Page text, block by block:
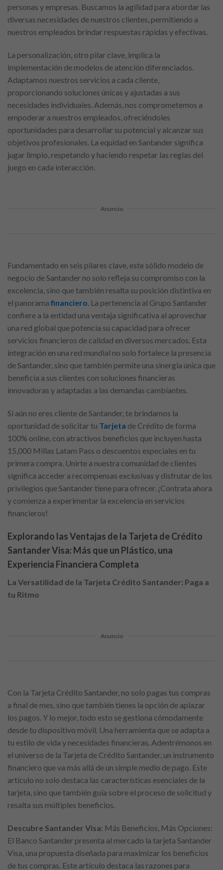
personas y empresas. Buscamos la agilidad para abordar las
diversas necesidades de nuestros clientes, permitiendo a
nuestros empleados brindar respuestas rápidas y efectivas.
La personalización, otro pilar clave, implica la
implementación de modelos de atención diferenciados.
Adaptamos nuestros servicios a cada cliente,
proporcionando soluciones únicas y ajustadas a sus
necesidades individuales. Además, nos comprometemos a
empoderar a nuestros empleados, ofreciéndoles
oportunidades para desarrollar su potencial y alcanzar sus
objetivos profesionales. La equidad en Santander significa
jugar limpio, respetando y haciendo respetar las reglas del
juego en cada interacción.
Anuncio
Fundamentado en seis pilares clave, este sólido modelo de
negocio de Santander no solo refleja su compromiso con la
excelencia, sino que también resalta su posición distintiva en
el panorama financiero . La pertenencia al Grupo Santander
confiere a la entidad una ventaja significativa al aprovechar
una red global que potencia su capacidad para ofrecer
servicios financieros de calidad en diversos mercados. Esta
integración en una red mundial no solo fortalece la presencia
de Santander, sino que también permite una sinergia única que
beneficia a sus clientes con soluciones financieras
innovadoras y adaptadas a las demandas cambiantes.
Si aún no eres cliente de Santander, te brindamos la
oportunidad de solicitar tu Tarjeta de Crédito de forma
100% online, con atractivos beneficios que incluyen hasta
15,000 Millas Latam Pass o descuentos especiales en tu
primera compra. Unirte a nuestra comunidad de clientes
significa acceder a recompensas exclusivas y disfrutar de los
privilegios que Santander tiene para ofrecer. ¡Contrata ahora
y comienza a experimentar la excelencia en servicios
financieros!
Explorando las Ventajas de la Tarjeta de Crédito
Santander Visa: Más que un Plástico, una
Experiencia Financiera Completa
La Versatilidad de la Tarjeta Crédito Santander: Paga a
tu Ritmo
Anuncio
Con la Tarjeta Crédito Santander, no solo pagas tus compras
a final de mes, sino que también tienes la opción de aplazar
los pagos. Y lo mejor, todo esto se gestiona cómodamente
desde tu dispositivo móvil. Una herramienta que se adapta a
tu estilo de vida y necesidades financieras. Adentrémonos en
el universo de la Tarjeta de Crédito Santander, un instrumento
financiero que va más allá de un simple medio de pago. Este
artículo no solo destaca las características esenciales de la
tarjeta, sino que también guía sobre el proceso de solicitud y
resalta sus múltiples beneficios.
Descubre Santander Visa: Más Beneficios, Más Opciones:
El Banco Santander presenta al mercado la tarjeta Santander
Visa, una propuesta diseñada para maximizar los beneficios
de tus compras. Este artículo destaca las razones para